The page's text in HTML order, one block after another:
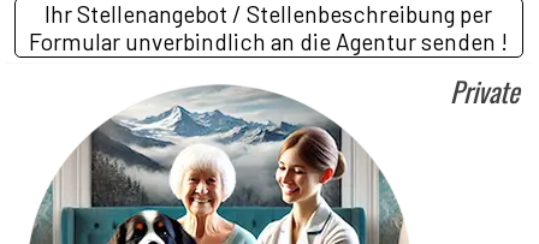
Ihr Stellenangebot / Stellenbeschreibung per
Formular unverbindlich an die Agentur senden !
Private